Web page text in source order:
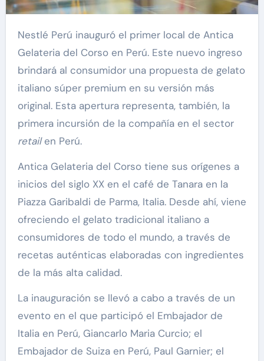
Nestlé Perú inauguró el primer local de Antica
Gelateria del Corso en Perú. Este nuevo ingreso
brindará al consumidor una propuesta de gelato
italiano súper premium en su versión más
original. Esta apertura representa, también, la
primera incursión de la compañía en el sector
retailen Perú.
Antica Gelateria del Corso tiene sus orígenes a
inicios del siglo XX en el café de Tanara en la
Piazza Garibaldi de Parma, Italia. Desde ahí, viene
ofreciendo el gelato tradicional italiano a
consumidores de todo el mundo, a través de
recetas auténticas elaboradas con ingredientes
de la más alta calidad.
La inauguración se llevó a cabo a través de un
evento en el que participó el Embajador de
Italia en Perú, Giancarlo Maria Curcio; el
Embajador de Suiza en Perú, Paul Garnier; el